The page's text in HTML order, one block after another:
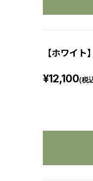
【ホワイ
¥12,100(税